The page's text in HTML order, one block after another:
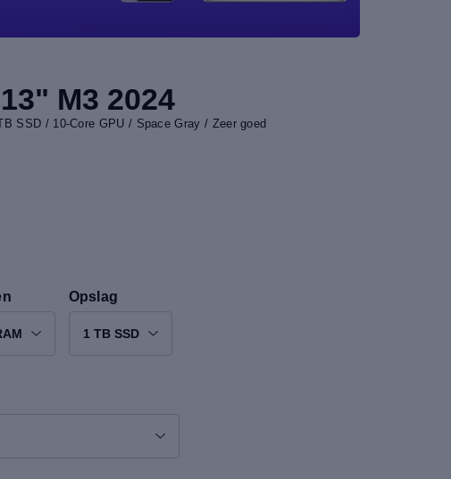
M3 2024
SSD / 10-Core GPU / Space Gray / Zeer goed
Opslag
1 TB SSD